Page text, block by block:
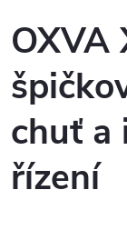
OXVA
chuť a
řízení